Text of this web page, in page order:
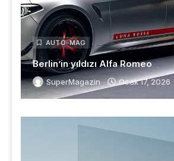
AUTO-MAG
Berlin’in yıldızı Alfa Romeo
SuperMagazin Ocak 17, 2026